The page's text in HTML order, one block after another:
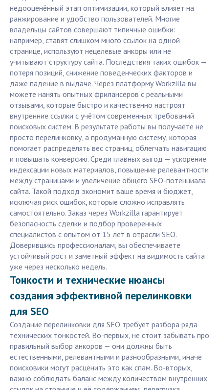
недооценённый этап оптимизации, который влияет на
ранжирование и удобство пользователей. Многие
владельцы сайтов совершают типичные ошибки:
например, ставят слишком много ссылок на одной
странице, используют нецелевые анкоры или не
учитывают структуру сайта. Последствия таких ошибок —
потеря позиций, снижение поведенческих факторов и
даже падение в выдаче. Через платформу Workzilla вы
можете нанять опытных фрилансеров с реальными
отзывами, которые быстро и качественно настроят
внутренние ссылки с учётом современных требований
поисковых систем. В результате работы вы получаете не
просто перелинковку, а продуманную систему, которая
помогает распределять вес страниц, облегчать навигацию
и повышать конверсию. Среди главных выгод — ускорение
индексации новых материалов, повышение релевантности
между страницами и увеличение общего SEO-потенциала
сайта. Такой подход экономит ваше время и бюджет,
исключая риск ошибок, которые сложно исправлять
самостоятельно. Заказ через Workzilla гарантирует
безопасность сделки и подбор проверенных
специалистов с опытом от 15 лет в отрасли SEO.
Доверившись профессионалам, вы обеспечиваете
устойчивый рост и заметный эффект на видимость сайта
уже через несколько недель.
Тонкости и технические нюансы
создания эффективной перелинковки
для SEO
Создание перелинковки для SEO требует разбора ряда
технических тонкостей. Во-первых, не стоит забывать про
правильный выбор анкоров — они должны быть
естественными, релевантными и разнообразными, иначе
поисковики могут расценить это как спам. Во-вторых,
важно соблюдать баланс между количеством внутренних